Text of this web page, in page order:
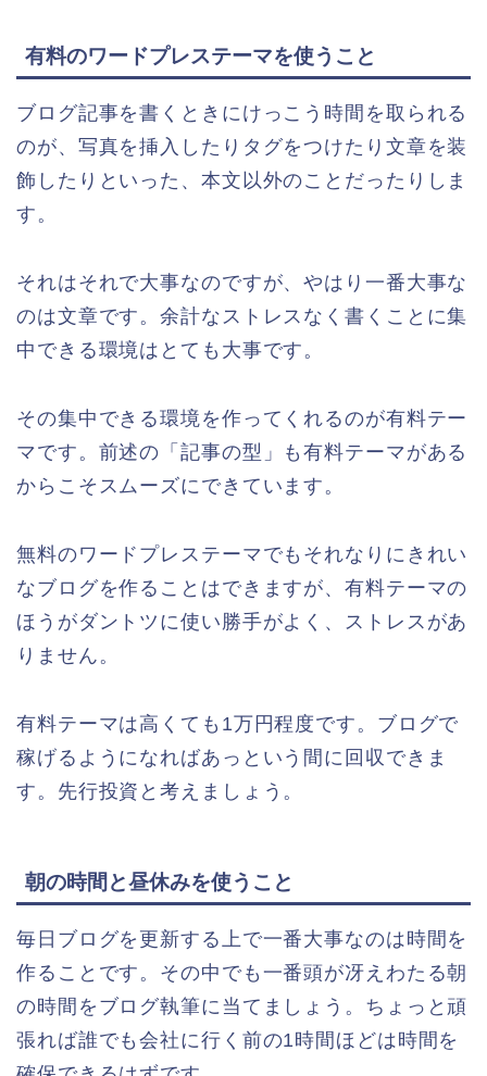
有料のワードプレステーマを使うこと
ブログ記事を書くときにけっこう時間を取られる
のが、写真を挿入したりタグをつけたり文章を装
飾したりといった、本文以外のことだったりしま
す。
それはそれで大事なのですが、やはり一番大事な
のは文章です。余計なストレスなく書くことに集
中できる環境はとても大事です。
その集中できる環境を作ってくれるのが有料テー
マです。前述の「記事の型」も有料テーマがある
からこそスムーズにできています。
無料のワードプレステーマでもそれなりにきれい
なブログを作ることはできますが、有料テーマの
ほうがダントツに使い勝手がよく、ストレスがあ
りません。
有料テーマは高くても1万円程度です。ブログで
稼げるようになればあっという間に回収できま
す。先行投資と考えましょう。
朝の時間と昼休みを使うこと
毎日ブログを更新する上で一番大事なのは時間を
作ることです。その中でも一番頭が冴えわたる朝
の時間をブログ執筆に当てましょう。ちょっと頑
張れば誰でも会社に行く前の1時間ほどは時間を